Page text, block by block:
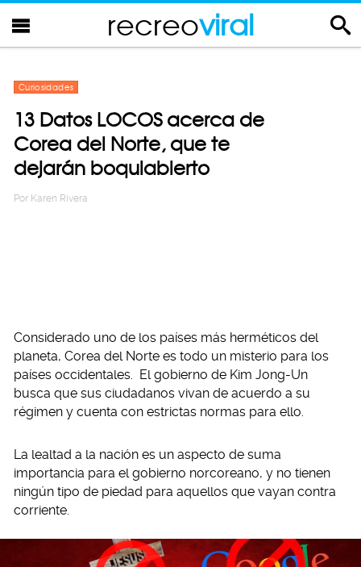
recreoviral
Curiosidades
13 Datos LOCOS acerca de
Corea del Norte, que te
dejarán boquiabierto
Por Karen Rivera
Considerado uno de los países más herméticos del
planeta, Corea del Norte es todo un misterio para los
países occidentales. El gobierno de Kim Jong-Un
busca que sus ciudadanos vivan de acuerdo a su
régimen y cuenta con estrictas normas para ello.
La lealtad a la nación es un aspecto de suma
importancia para el gobierno norcoreano, y no tienen
ningún tipo de piedad para aquellos que vayan contra
corriente.